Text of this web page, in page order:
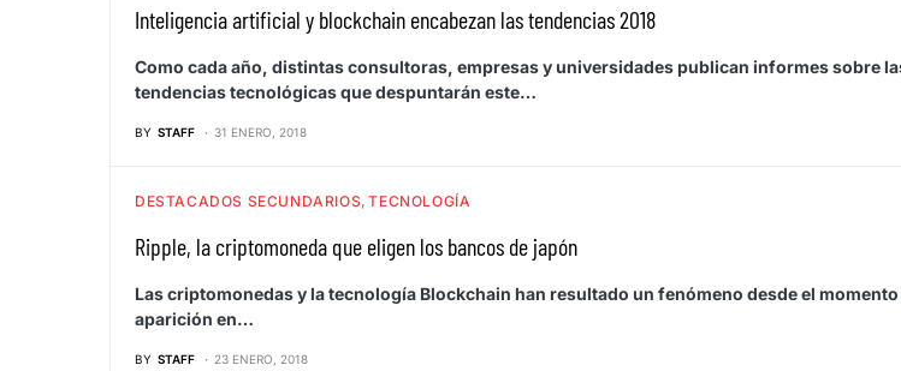
Inteligencia artificial y blockchain encabezan las tendencias 2018
Como cada año, distintas consultoras, empresas y universidades publican informes sobre
tendencias tecnológicas que despuntarán este…
BY STAFF 31 ENERO, 2018
DESTACADOS SECUNDARIOS TECNOLOGÍA
Ripple, la criptomoneda que eligen los bancos de japón
Las criptomonedas y la tecnología Blockchain han resultado un fenómeno desde el
aparición en…
BY STAFF 23 ENERO, 2018